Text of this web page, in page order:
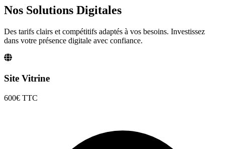
Nos Solutions Digitales
Des tarifs clairs et compétitifs adaptés à vos besoins. Investissez
dans votre présence digitale avec confiance.
Site Vitrine
600€ TTC